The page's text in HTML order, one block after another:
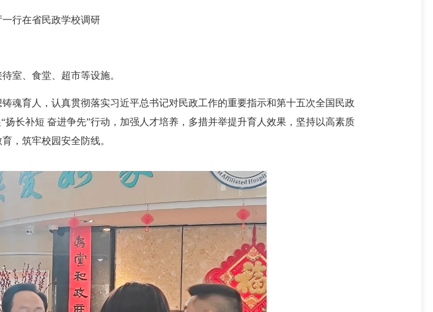
行在省民政学校调研
室、食堂、超市等设施。
育人，认真贯彻落实习近平总书记对民政工作的重要指示和第十五次全国民政
长补短 奋进争先”行动，加强人才培养，多措并举提升育人效果，坚持以高素质
，筑牢校园安全防线。